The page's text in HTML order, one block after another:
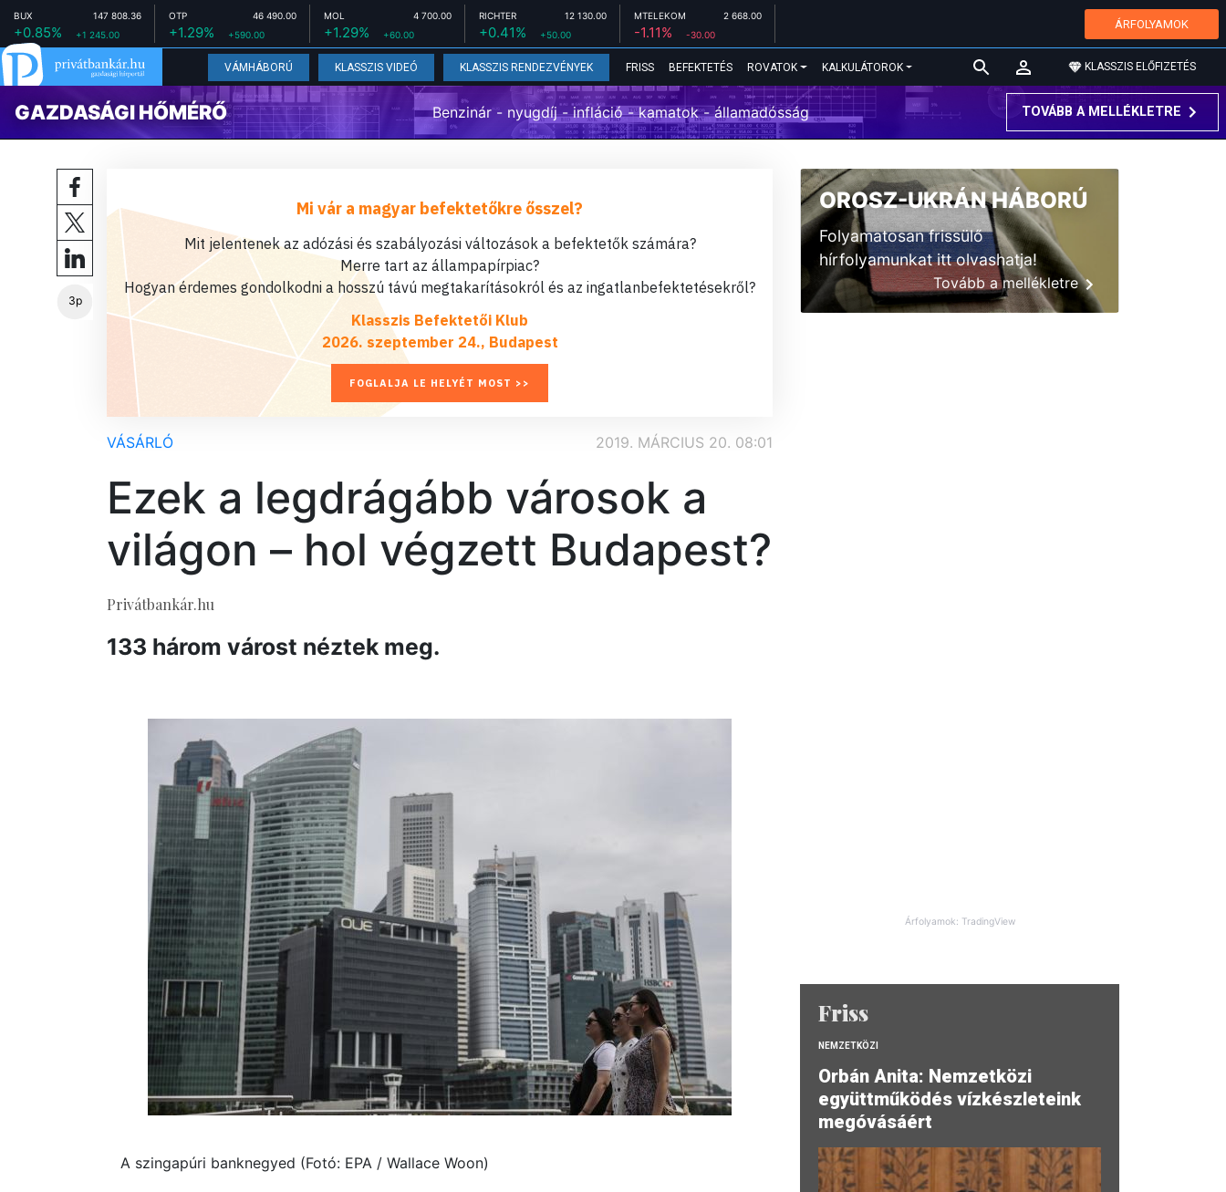
BUX 147 808.36
+0.85% +1 245.00
OTP 46 490.00
+1.29% +590.00
MOL 4 700.00
+1.29% +60.00
RICHTER 12 130.00
+0.41% +50.00
MTELEKOM 2 668.00
-1.11% -30.00
ÁRFOLYAMOK
VÁMHÁBORÚ KLASSZIS VIDEÓ KLASSZIS RENDEZVÉNYEK FRISS BEFEKTETÉS ROVATOK KALKULÁTOROK KLASSZIS ELŐFIZETÉS
GAZDASÁGI HŐMÉRŐ Benzinár - nyugdíj - infláció - kamatok - államadósság TOVÁBB A MELLÉKLETRE
3p
Mi vár a magyar befektetőkre ősszel?
Mit jelentenek az adózási és szabályozási változások a befektetők számára?
Merre tart az állampapírpiac?
Hogyan érdemes gondolkodni a hosszú távú megtakarításokról és az ingatlanbefektetésekről?
Klasszis Befektetői Klub
2026. szeptember 24., Budapest
FOGLALJA LE HELYÉT MOST >>
VÁSÁRLÓ 2019. MÁRCIUS 20. 08:01
Ezek a legdrágább városok a
világon – hol végzett Budapest?
Privátbankár.hu
133 három várost néztek meg.
A szingapúri banknegyed (Fotó: EPA / Wallace Woon)
OROSZ-UKRÁN HÁBORÚ
Folyamatosan frissülő
hírfolyamunkat itt olvashatja!
Tovább a mellékletre
Árfolyamok: TradingView
Friss
NEMZETKÖZI
Orbán Anita: Nemzetközi
együttműködés vízkészleteink
megóvásáért